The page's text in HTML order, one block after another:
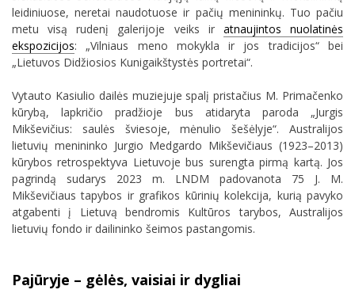
leidiniuose, neretai naudotuose ir pačių menininkų. Tuo pačiu
metu visą rudenį galerijoje veiks ir atnaujintos nuolatinės
ekspozicijos: „Vilniaus meno mokykla ir jos tradicijos“ bei
„Lietuvos Didžiosios Kunigaikštystės portretai“.
Vytauto Kasiulio dailės muziejuje spalį pristačius M. Primačenko
kūrybą, lapkričio pradžioje bus atidaryta paroda „Jurgis
Mikševičius: saulės šviesoje, mėnulio šešėlyje“. Australijos
lietuvių menininko Jurgio Medgardo Mikševičiaus (1923–2013)
kūrybos retrospektyva Lietuvoje bus surengta pirmą kartą. Jos
pagrindą sudarys 2023 m. LNDM padovanota 75 J. M.
Mikševičiaus tapybos ir grafikos kūrinių kolekcija, kurią pavyko
atgabenti į Lietuvą bendromis Kultūros tarybos, Australijos
lietuvių fondo ir dailininko šeimos pastangomis.
Pajūryje – gėlės, vaisiai ir dygliai